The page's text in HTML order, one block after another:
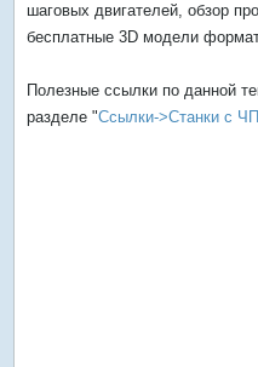
шаговых двигателей, обзор
бесплатные 3D модели
Полезные ссылки по данной
разделе "Ссылки->Станки с